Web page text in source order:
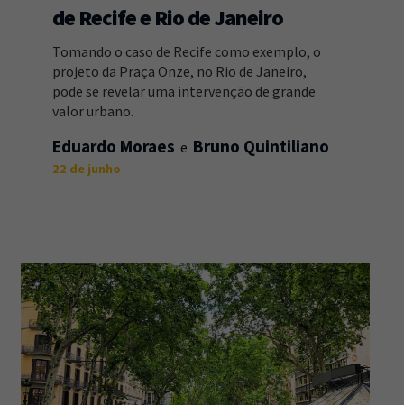
de Recife e Rio de Janeiro
Tomando o caso de Recife como exemplo, o
projeto da Praça Onze, no Rio de Janeiro,
pode se revelar uma intervenção de grande
valor urbano.
Eduardo Moraes Bruno Quintiliano
22 de junho